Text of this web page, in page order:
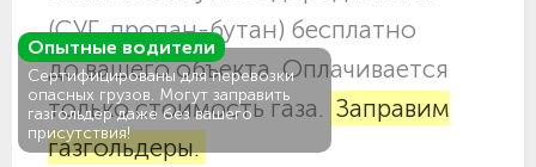
(СУГ, пропан-бутан) бесплатно
до вашего объекта. Оплачивается
только стоимость газа. Заправим
газгольдеры.
Опытные водители
Сертифицированы для перевозки
опасных грузов. Могут заправить
газгольдер даже без вашего
присутствия!